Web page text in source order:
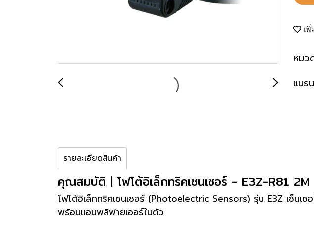
เ
หมว
แบร
รายละเอียดสินค้า
คุณสมบัติ | โฟโต้อิเล็กทริคเซนเซอร์ - E3Z-R81 2M
โฟโต้อิเล็กทริคเซนเซอร์ (Photoelectric Sensors) รุ่น E3Z เซ็
พร้อมแอมพลิฟายเออร์ในตัว